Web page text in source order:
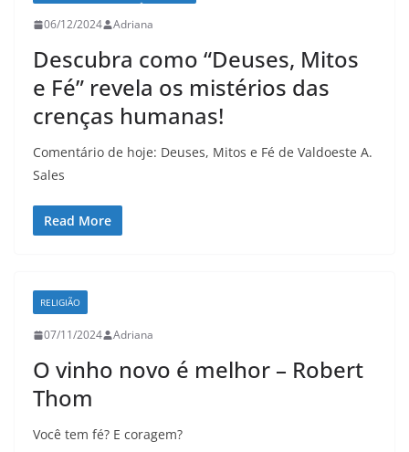
06/12/2024 Adriana
Descubra como “Deuses, Mitos
e Fé” revela os mistérios das
crenças humanas!
Comentário de hoje: Deuses, Mitos e Fé de Valdoeste A.
Sales
Read More
RELIGIÃO
07/11/2024 Adriana
O vinho novo é melhor – Robert
Thom
Você tem fé? E coragem?